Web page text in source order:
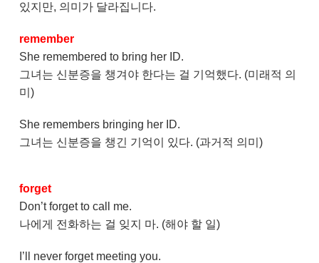
있지만, 의미가 달라집니다.
remember
She remembered to bring her ID.
그녀는 신분증을 챙겨야 한다는 걸 기억했다. (미래적 의
미)
She remembers bringing her ID.
그녀는 신분증을 챙긴 기억이 있다. (과거적 의미)
forget
Don’t forget to call me.
나에게 전화하는 걸 잊지 마. (해야 할 일)
I’ll never forget meeting you.